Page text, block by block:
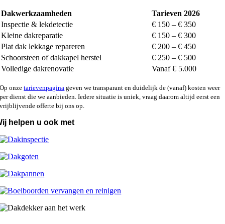
Dakwerkzaamheden
Tarieven 2026
Inspectie & lekdetectie
€ 150 – € 350
Kleine dakreparatie
€ 150 – € 300
Plat dak lekkage repareren
€ 200 – € 450
Schoorsteen of dakkapel herstel
€ 250 – € 500
Volledige dakrenovatie
Vanaf € 5.000
Op onzetarievenpagina geven we transparant en duidelijk de (vanaf) kosten weer
per dienst die we aanbieden. Iedere situatie is uniek, vraag daarom altijd eerst een
vrijblijvende offerte bij ons op.
helpen u ook met